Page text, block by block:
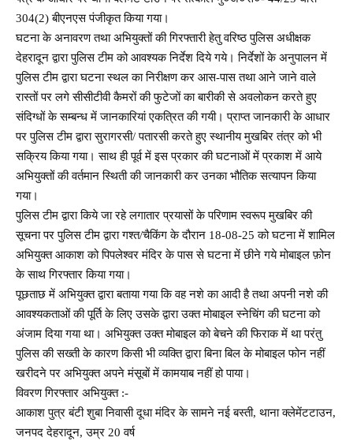
304(2) बीएनएस पंजीकृत किया गया।
घटना के अनावरण तथा अभियुक्तों की गिरफ्तारी हेतु वरिष्ठ पुलिस अधीक्षक
देहरादून द्वारा पुलिस टीम को आवश्यक निर्देश दिये गये। निर्देशों के अनुपालन में
पुलिस टीम द्वारा घटना स्थल का निरीक्षण कर आस-पास तथा आने जाने वाले
रास्तों पर लगे सीसीटीवी कैमरों की फुटेजों का बारीकी से अवलोकन करते हुए
संदिग्धों के सम्बन्ध में जानकारियां एकत्रित की गयी। प्राप्त जानकारी के आधार
पर पुलिस टीम द्वारा सुरागरसी/ पतारसी करते हुए स्थानीय मुखबिर तंत्र को भी
सक्रिय किया गया। साथ ही पूर्व में इस प्रकार की घटनाओं में प्रकाश में आये
अभियुक्तों की वर्तमान स्थिती की जानकारी कर उनका भौतिक सत्यापन किया
गया।
पुलिस टीम द्वारा किये जा रहे लगातार प्रयासों के परिणाम स्वरूप मुखबिर की
सूचना पर पुलिस टीम द्वारा गश्त/चैकिंग के दौरान 18-08-25 को घटना में शामिल
अभियुक्त आकाश को पिपलेश्वर मंदिर के पास से घटना में छीने गये मोबाइल फ़ोन
के साथ गिरफ्तार किया गया।
पूछताछ में अभियुक्त द्वारा बताया गया कि वह नशे का आदी है तथा अपनी नशे की
आवश्यकताओं की पूर्ति के लिए उसके द्वारा उक्त मोबाइल स्नेचिंग की घटना को
अंजाम दिया गया था। अभियुक्त उक्त मोबाइल को बेचने की फिराक में था परंतु
पुलिस की सख्ती के कारण किसी भी व्यक्ति द्वारा बिना बिल के मोबाइल फोन नहीं
खरीदने पर अभियुक्त अपने मंसूबों में कामयाब नहीं हो पाया।
विवरण गिरफ्तार अभियुक्त :-
आकाश पुत्र बंटी शुबा निवासी दूधा मंदिर के सामने नई बस्ती, थाना क्लेमेंटटाउन,
जनपद देहरादून, उम्र 20 वर्ष